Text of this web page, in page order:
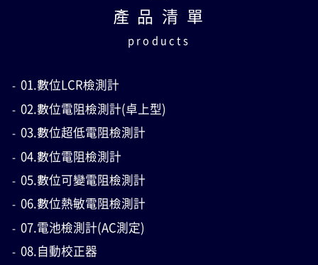
產 品 清 單
products
01.數位LCR檢測計
02.數位電阻檢測計(卓上型)
03.數位超低電阻檢測計
04.數位電阻檢測計
05.數位可變電阻檢測計
06.數位熱敏電阻檢測計
07.電池檢測計(AC測定)
08.自動校正器